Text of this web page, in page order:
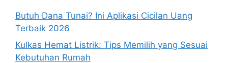
Butuh Dana Tunai? Ini Aplikasi Cicilan Uang
Terbaik 2026
Kulkas Hemat Listrik: Tips Memilih yang Sesuai
Kebutuhan Rumah